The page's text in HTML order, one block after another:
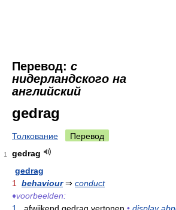
Перевод: с
нидерландского на
английский
gedrag
Толкование Перевод
1
gedrag
gedrag
1
behaviour⇒ conduct
♦voorbeelden: